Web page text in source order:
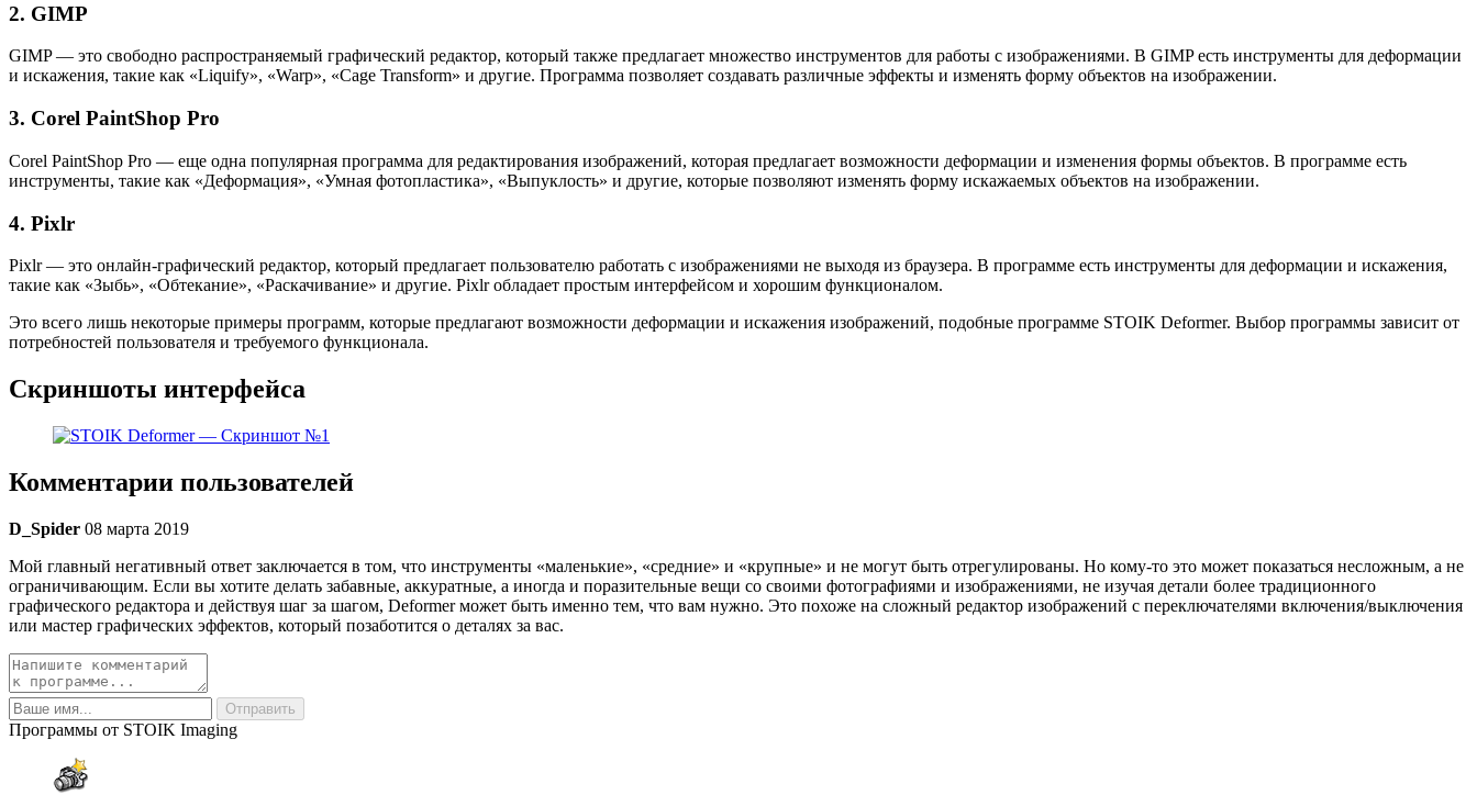
2. GIMP
GIMP — это свободно распространяемый графический редактор, который также предлагает множество инструментов для работы с изображениями. В GIMP есть инструменты для деформации
и искажения, такие как «Liquify», «Warp», «Cage Transform» и другие. Программа позволяет создавать различные эффекты и изменять форму объектов на изображении.
3. Corel PaintShop Pro
Corel PaintShop Pro — еще одна популярная программа для редактирования изображений, которая предлагает возможности деформации и изменения формы объектов. В программе есть
инструменты, такие как «Деформация», «Умная фотопластика», «Выпуклость» и другие, которые позволяют изменять форму искажаемых объектов на изображении.
4. Pixlr
Pixlr — это онлайн-графический редактор, который предлагает пользователю работать с изображениями не выходя из браузера. В программе есть инструменты для деформации и искажения,
такие как «Зыбь», «Обтекание», «Раскачивание» и другие. Pixlr обладает простым интерфейсом и хорошим функционалом.
Это всего лишь некоторые примеры программ, которые предлагают возможности деформации и искажения изображений, подобные программе STOIK Deformer. Выбор программы зависит от
потребностей пользователя и требуемого функционала.
Скриншоты интерфейса
Комментарии пользователей
D_Spider 08 марта 2019
Мой главный негативный ответ заключается в том, что инструменты «маленькие», «средние» и «крупные» и не могут быть отрегулированы. Но кому-то это может показаться несложным, а не
ограничивающим. Если вы хотите делать забавные, аккуратные, а иногда и поразительные вещи со своими фотографиями и изображениями, не изучая детали более традиционного
графического редактора и действуя шаг за шагом, Deformer может быть именно тем, что вам нужно. Это похоже на сложный редактор изображений с переключателями включения/выключения
или мастер графических эффектов, который позаботится о деталях за вас.
Программы от STOIK Imaging